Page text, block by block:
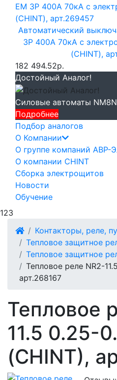
Автоматический
3P 400А 70кА с
(CHINT),
182 494.52р.
Достойный Аналог!
Силовые автоматы
Подробнее
Подбор аналогов
О Компании
О группе компаний АВР-
О компании CHINT
Сборка электрощитов
Новости
Обучение
123
Контакторы, реле,
Тепловое защитное
Тепловое защитное
Тепловое реле NR2-
арт.268167
Тепловое
11.5 0.25-
(CHINT),